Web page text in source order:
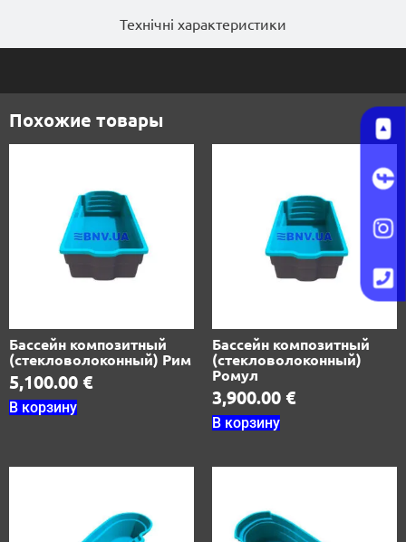
Технічні характеристики
Похожие товары
Бассейн композитный
(стекловолоконный) Рим
5,100.00 €
В корзину
Бассейн композитный
(стекловолоконный)
Ромул
3,900.00 €
В корзину